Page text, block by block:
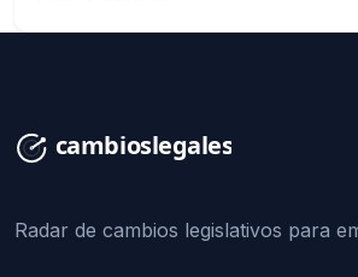
Radar de cambios legislativos para